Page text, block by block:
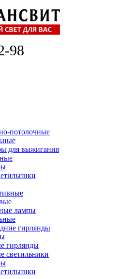
98
потолочные
для выжигания
лампы
гирлянды
гирлянды
светильники